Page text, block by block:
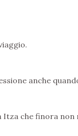
anche
che finora non